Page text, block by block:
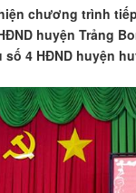
chương trình
huyện Trảng
số 4 HĐND huyện